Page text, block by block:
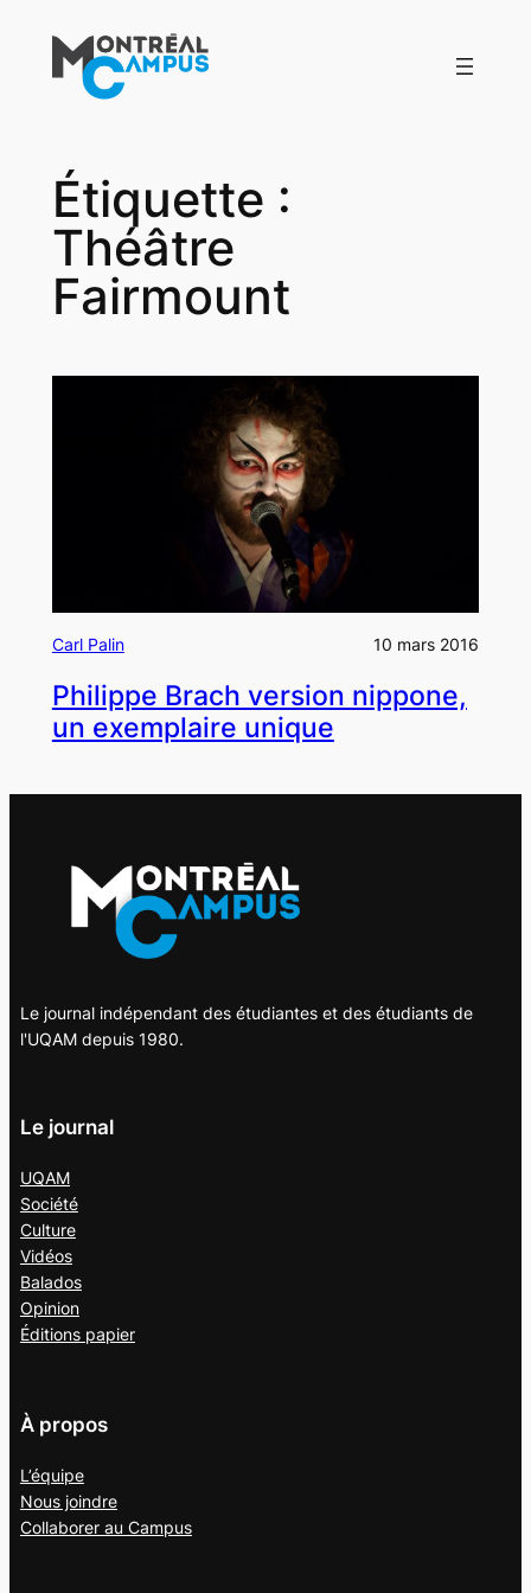
contenu
Étiquette :
Théâtre
Fairmount
Carl Palin 10 mars 2016
Philippe Brach version nippone,
un exemplaire unique
Le journal indépendant des étudiantes et des étudiants de
l'UQAM depuis 1980.
Le journal
UQAM
Société
Culture
Vidéos
Balados
Opinion
Éditions papier
À propos
L’équipe
Nous joindre
Collaborer au Campus